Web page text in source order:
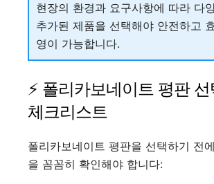
현장의 환경과 요구사항에 따라 다
추가된 제품을 선택해야 안전하고
영이 가능합니다.
⚡ 폴리카보네이트 평판
체크리스트
폴리카보네이트 평판을 선택하기 전
을 꼼꼼히 확인해야 합니다: